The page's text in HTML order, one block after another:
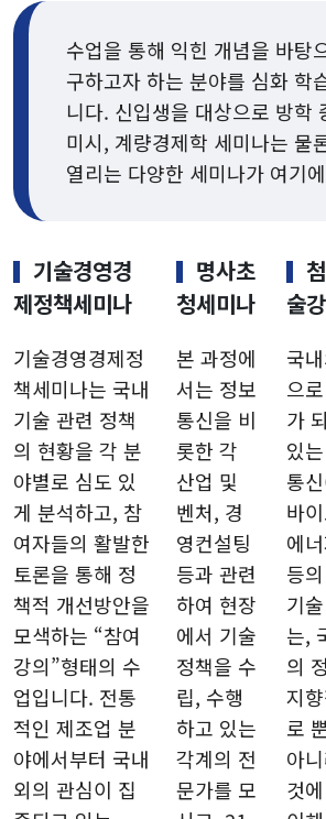
수업을 통해 익힌 개념을 바탕
구하고자 하는 분야를 심화 학
니다. 신입생을 대상으로 방학
미시, 계량경제학 세미나는 물
열리는 다양한 세미나가 여기
기술경영경
제정책세미나
기술경영경제정
책세미나는 국내
기술 관련 정책
의 현황을 각 분
야별로 심도 있
게 분석하고, 참
여자들의 활발한
토론을 통해 정
책적 개선방안을
모색하는 “참여
강의”형태의 수
업입니다. 전통
적인 제조업 분
야에서부터 국내
외의 관심이 집
명사초
청세미나
본 과정에
서는 정보
통신을 비
롯한 각
산업 및
벤처, 경
영컨설팅
등과 관련
하여 현장
에서 기술
정책을 수
립, 수행
하고 있는
각계의 전
문가를 모
술
국
으
가
있
통
바
에
등
기
는,
의
지
로
아
것